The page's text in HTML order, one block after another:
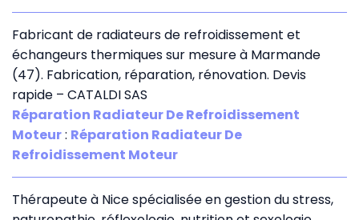
Fabricant de radiateurs de refroidissement et
échangeurs thermiques sur mesure à Marmande
(47). Fabrication, réparation, rénovation. Devis
rapide – CATALDI SAS
Réparation Radiateur De Refroidissement
Moteur: Réparation Radiateur De
Refroidissement Moteur
Thérapeute à Nice spécialisée en gestion du stress,